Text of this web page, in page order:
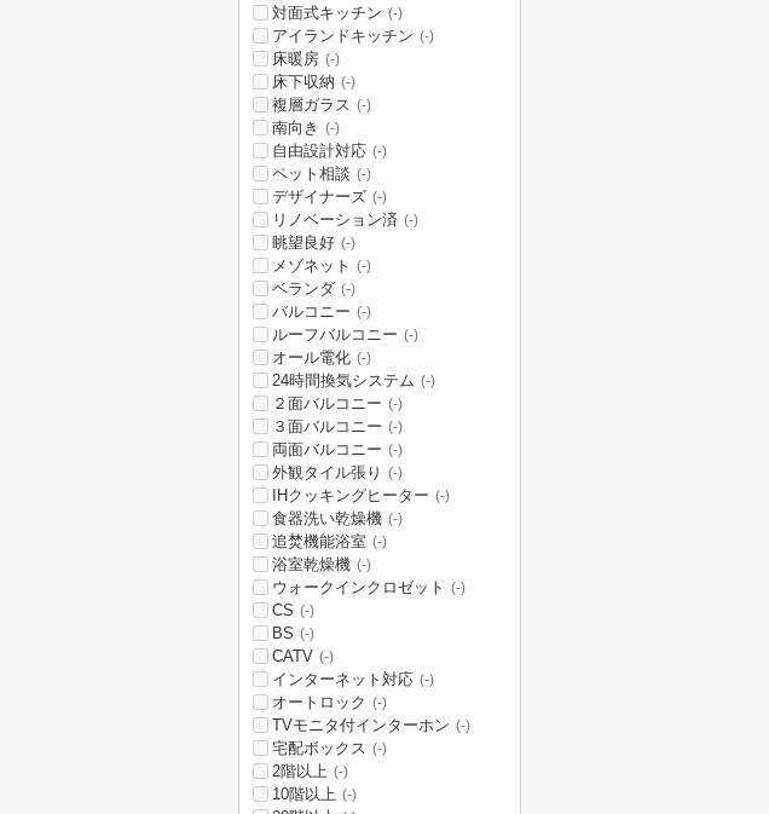
対面式キッチン (-)
アイランドキッチン (-)
床暖房 (-)
床下収納 (-)
複層ガラス (-)
南向き (-)
自由設計対応 (-)
ペット相談 (-)
デザイナーズ (-)
リノベーション済 (-)
眺望良好 (-)
メゾネット (-)
ベランダ (-)
バルコニー (-)
ルーフバルコニー (-)
オール電化 (-)
24時間換気システム (-)
２面バルコニー (-)
３面バルコニー (-)
両面バルコニー (-)
外観タイル張り (-)
IHクッキングヒーター (-)
食器洗い乾燥機 (-)
追焚機能浴室 (-)
浴室乾燥機 (-)
ウォークインクロゼット (-)
CS (-)
BS (-)
CATV (-)
インターネット対応 (-)
オートロック (-)
TVモニタ付インターホン (-)
宅配ボックス (-)
2階以上 (-)
10階以上 (-)